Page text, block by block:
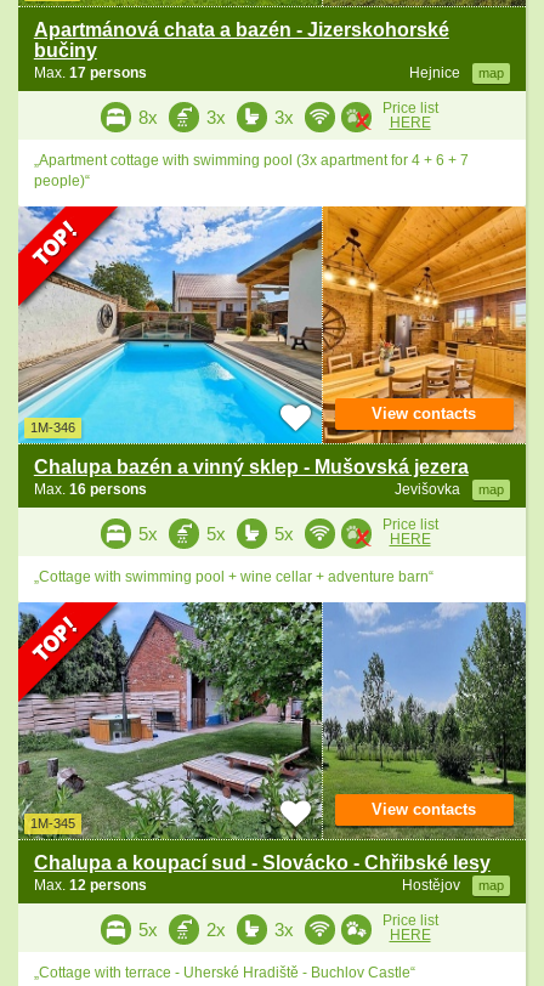
Apartmánová chata a bazén - Jizerskohorské
bučiny
Hejnice map
Max. 17 persons
8x 3x 3x
Price list
HERE
„Apartment cottage with swimming pool (3x apartment for 4 + 6 + 7
people)“
1M-346
Chalupa bazén a vinný sklep - Mušovská jezera
Jevišovka map
Max. 16 persons
View contacts
5x 5x 5x
Price list
HERE
„Cottage with swimming pool + wine cellar + adventure barn“
1M-345
Chalupa a koupací sud - Slovácko - Chřibské lesy
Hostějov map
Max. 12 persons
View contacts
5x 2x 3x
Price list
HERE
„Cottage with terrace - Uherské Hradiště - Buchlov Castle“